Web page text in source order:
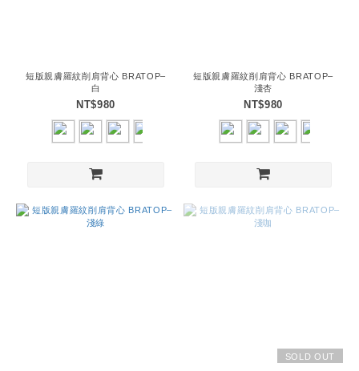
短版親膚羅紋削肩背心 BRATOP–
白
NT$980
短版親膚羅紋削肩背心 BRATOP–
淺杏
NT$980
SOLD OUT